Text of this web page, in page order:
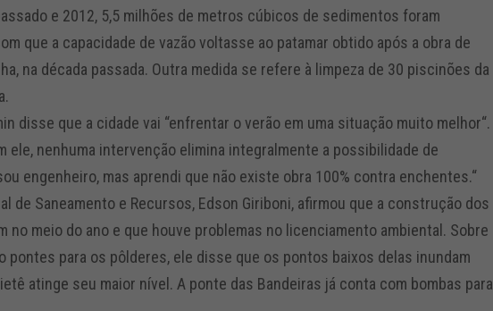
e 2012, 5,5 milhões de metros cúbicos de sedimentos foram
que a capacidade de vazão voltasse ao patamar obtido após a obra de
na década passada. Outra medida se refere à limpeza de 30 piscinões da
disse que a cidade vai “enfrentar o verão em uma situação muito melhor“.
ele, nenhuma intervenção elimina integralmente a possibilidade de
engenheiro, mas aprendi que não existe obra 100% contra enchentes.“
de Saneamento e Recursos, Edson Giriboni, afirmou que a construção dos
no meio do ano e que houve problemas no licenciamento ambiental. Sobre
pontes para os pôlderes, ele disse que os pontos baixos delas inundam
atinge seu maior nível. A ponte das Bandeiras já conta com bombas para